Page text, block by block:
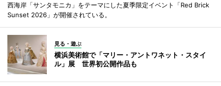
西海岸「サンタモニカ」をテーマにした夏季限定イベント「Red Brick
Sunset 2026」が開催されている。
見る・遊ぶ
横浜美術館で「マリー・アントワネット・スタイ
ル」展 世界初公開作品も